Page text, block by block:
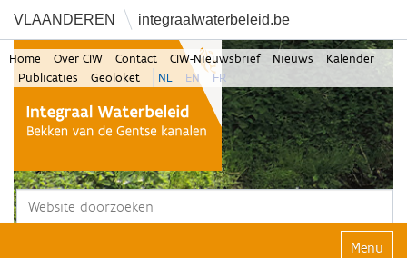
VLAANDEREN integraalwaterbeleid.be
Zoek
Home Over CIW Contact CIW-Nieuwsbrief Nieuws
Kalender
Publicaties
Geoloket NL EN FR
Klap